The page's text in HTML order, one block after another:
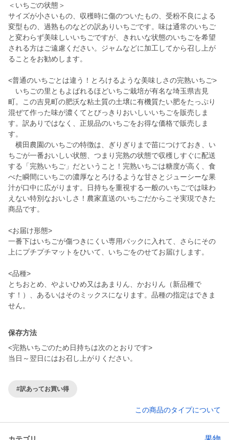
＜いちごの状態＞
サイズが小さいもの、収穫時に傷のついたもの、受粉不良による
変型もの、過熟ものなどの訳ありいちごです。味は通常のいちご
と変わらず美味しいいちごですが、きれいな状態のいちごを希望
される方はご遠慮ください。ジャムなどに加工してから召し上が
ることをお勧めします。
<普通のいちごとは違う！とろけるような美味しさの完熟いちご>
いちごの里ともよばれるほどいちご栽培が有名な埼玉県吉見
町。この吉見町の肥沃な粘土質の土壌に有機質たい肥をたっぷり
混ぜて作った味が濃くてとびっきりおいしいいちごを販売しま
す。訳ありではなく、正規品のいちごをお得な価格で販売しま
す。
横田農園のいちごの特徴は、ぎりぎりまで苗につけておき、い
ちごが一番おいしい状態、つまり完熟の状態で収穫しすぐに配送
する「完熟いちご」だということ！完熟いちごは糖度が高く、食
べた瞬間にいちごの濃厚なとろけるような甘さとジューシーな果
汁が口中に広がります。日持ちを重視する一般のいちごでは味わ
えない特別なおいしさ！農家直送のいちごだからこそ実現できた
商品です。
<お届け形態>
一番下はいちごが傷つきにくい専用パックに入れて、さらにその
上にプチプチマットをひいて、いちごをのせてお届けします。
<品種>
とちおとめ、やよいひめ又はあまりん、かおりん（新品種で
す！）、あるいはそのミックスになります。品種の指定はできま
せん。
保存方法
<完熟いちごのため日持ちは次のとおりです>
当日～翌日にはお召し上がりください。
#訳あってお買い得
この商品のタイプについて